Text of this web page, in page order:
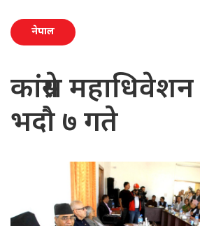
नेपाल
कांग्रेस
भदौ ७ गते